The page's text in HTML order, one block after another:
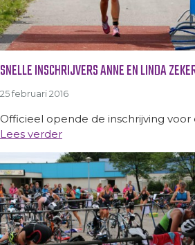
SNELLE INSCHRIJVERS ANNE EN LINDA
25 februari 2016
Officieel opende de inschrijving
Lees verder